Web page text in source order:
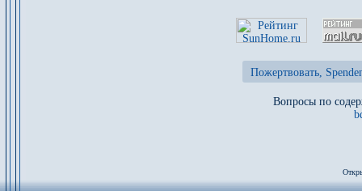
Пожертвовать,
Вопросы по